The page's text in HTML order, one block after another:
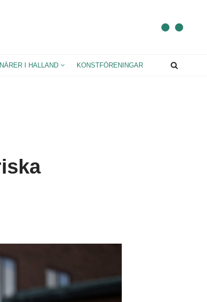
I HALLAND KONSTFÖRENINGAR